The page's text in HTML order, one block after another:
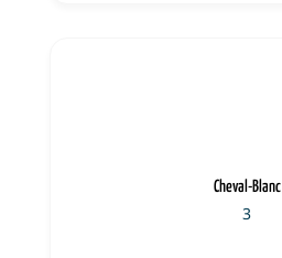
Cheval-Blanc
3